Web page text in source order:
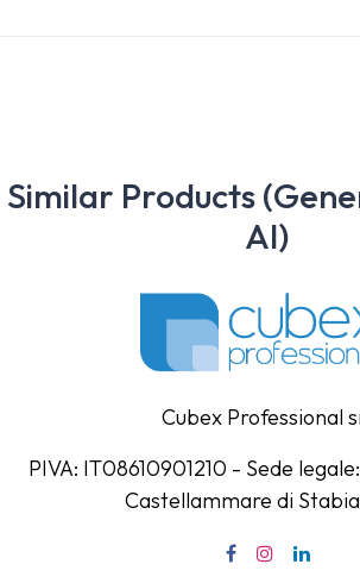
Similar Products
AI)
Cubex Professional
PIVA: IT08610901210 - Sede
Castellammare di